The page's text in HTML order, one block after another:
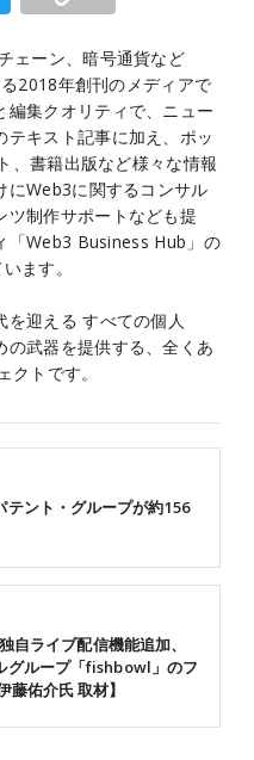
ェーン、暗号通貨など
2018年創刊のメディアで
集クオリティで、ニュー
キスト記事に加え、ポッ
、書籍出版など様々な情報
にWeb3に関するコンサル
ツ制作サポートなども提
「Web3 Business Hub」の
ます。
を迎える すべての個人
の武器を提供する、全くあ
トです。
ライブ配信機能追加、
グループ「fishbowl」のフ
藤佑介氏 取材】
ント・グループが約156